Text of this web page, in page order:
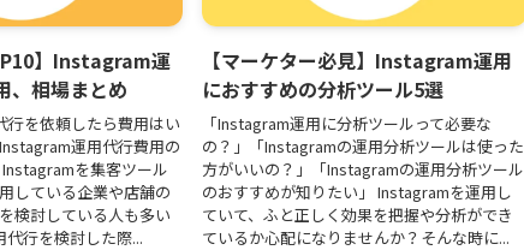
】Instagram運
、相場まとめ
行を依頼したら費用はい
運用代行費用の
を集客ツール
している企業や店舗の
検討している人も多い
行を検討した際...
【マーケター必見】Instagram運用
におすすめの分析ツール5選
「Instagram運用に分析ツールって必要な
の？」「Instagramの運用分析ツールは使った
方がいいの？」「Instagramの運用分析ツール
のおすすめが知りたい」 Instagramを運用し
ていて、ふと正しく効果を把握や分析ができ
ているか心配になりませんか？そんな時に...